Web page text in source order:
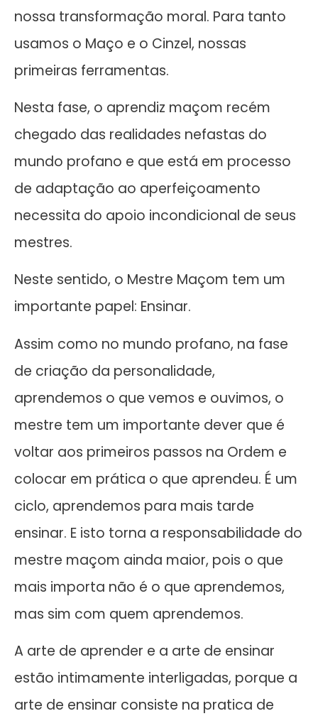
nossa transformação moral. Para tanto
usamos o Maço e o Cinzel, nossas
primeiras ferramentas.
Nesta fase, o aprendiz maçom recém
chegado das realidades nefastas do
mundo profano e que está em processo
de adaptação ao aperfeiçoamento
necessita do apoio incondicional de seus
mestres.
Neste sentido, o Mestre Maçom tem um
importante papel: Ensinar.
Assim como no mundo profano, na fase
de criação da personalidade,
aprendemos o que vemos e ouvimos, o
mestre tem um importante dever que é
voltar aos primeiros passos na Ordem e
colocar em prática o que aprendeu. É um
ciclo, aprendemos para mais tarde
ensinar. E isto torna a responsabilidade do
mestre maçom ainda maior, pois o que
mais importa não é o que aprendemos,
mas sim com quem aprendemos.
A arte de aprender e a arte de ensinar
estão intimamente interligadas, porque a
arte de ensinar consiste na pratica de